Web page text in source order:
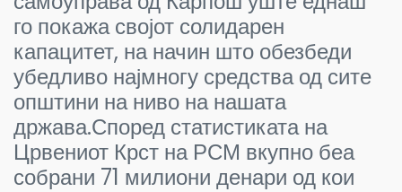
го покажа својот солидарен
капацитет, на начин што обезбеди
убедливо најмногу средства од сите
општини на ниво на нашата
држава.Според статистиката на
Црвениот Крст на РСМ вкупно беа
собрани 71 милиони денари од кои